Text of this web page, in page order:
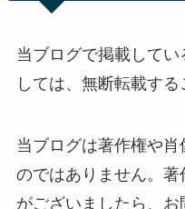
当ブログで掲載して
しては、無断転載する
当ブログは著作権や
のではありません。
がございましたら、